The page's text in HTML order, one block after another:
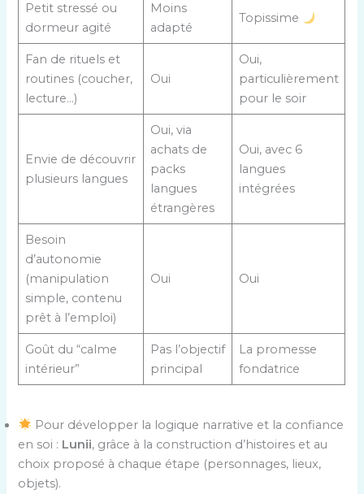
Petit stressé ou
dormeur agité
Moins
adapté
Topissime
Fan de rituels et
routines (coucher,
lecture…)
Oui
Oui,
particulièrement
pour le soir
Envie de découvrir
plusieurs langues
Oui, via
achats de
packs
langues
étrangères
Oui, avec 6
langues
intégrées
Besoin
d’autonomie
(manipulation
simple, contenu
prêt à l’emploi)
Oui Oui
Goût du “calme
intérieur”
Pas l’objectif
principal
La promesse
fondatrice
Pour développer la logique narrative et la confiance
en soi : Lunii, grâce à la construction d’histoires et au
choix proposé à chaque étape (personnages, lieux,
objets).